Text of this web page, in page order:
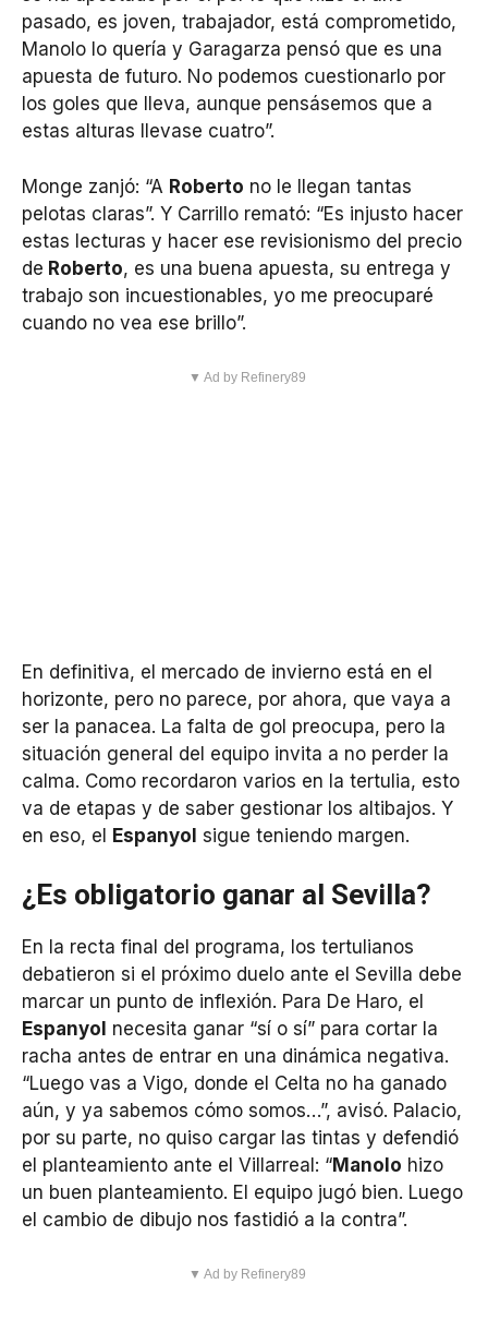
pasado, es joven, trabajador, está comprometido,
Manolo lo quería y Garagarza pensó que es una
apuesta de futuro. No podemos cuestionarlo por
los goles que lleva, aunque pensásemos que a
estas alturas llevase cuatro”.
Monge zanjó: “A Roberto no le llegan tantas
pelotas claras”. Y Carrillo remató: “Es injusto hacer
estas lecturas y hacer ese revisionismo del precio
de Roberto, es una buena apuesta, su entrega y
trabajo son incuestionables, yo me preocuparé
cuando no vea ese brillo”.
▼ Ad by Refinery89
En definitiva, el mercado de invierno está en el
horizonte, pero no parece, por ahora, que vaya a
ser la panacea. La falta de gol preocupa, pero la
situación general del equipo invita a no perder la
calma. Como recordaron varios en la tertulia, esto
va de etapas y de saber gestionar los altibajos. Y
en eso, el
Espanyol sigue teniendo margen.
¿Es obligatorio ganar al Sevilla?
En la recta final del programa, los tertulianos
debatieron si el próximo duelo ante el Sevilla debe
marcar un punto de inflexión. Para De Haro, el
Espanyol necesita ganar “sí o sí” para cortar la
racha antes de entrar en una dinámica negativa.
“Luego vas a Vigo, donde el Celta no ha ganado
aún, y ya sabemos cómo somos…”, avisó. Palacio,
por su parte, no quiso cargar las tintas y defendió
el planteamiento ante el Villarreal: “Manolo hizo
un buen planteamiento. El equipo jugó bien. Luego
el cambio de dibujo nos fastidió a la contra”.
▼ Ad by Refinery89